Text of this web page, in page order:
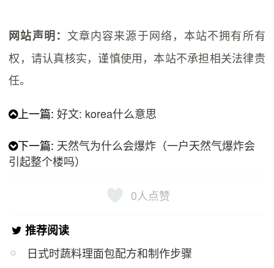
网站声明： 文章内容来源于网络，本站不拥有所有
权，请认真核实，谨慎使用，本站不承担相关法律责
任。
上一篇:好文: korea什么意思
下一篇: 天然气为什么会爆炸（一户天然气爆炸会
引起整个楼吗）
0人点赞
推荐阅读
日式时蔬料理面包配方和制作步骤